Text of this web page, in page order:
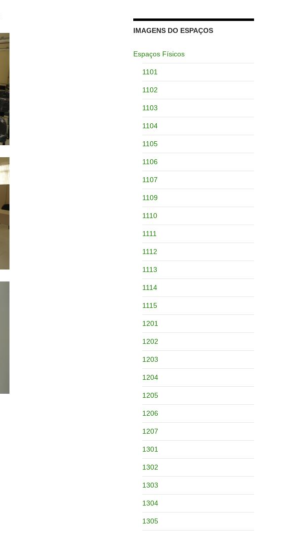
IMAGENS DO ESPAÇOS
Espaços Físicos
1101
1102
1103
1104
1105
1106
1107
1109
1110
1111
1112
1113
1114
1115
1201
1202
1203
1204
1205
1206
1207
1301
1302
1303
1304
1305